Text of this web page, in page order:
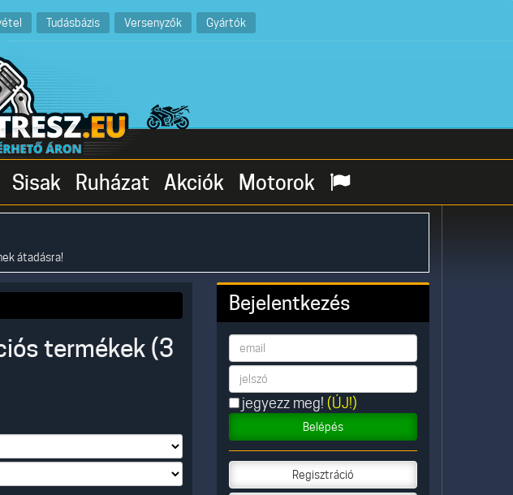
Tudásbázis Versenyzők Gyártók
Sisak Ruházat Akciók Motorok
átadásra!
termékek (3
Bejelentkezés
jegyezz meg! (ÚJ!)
Belépés
Regisztráció